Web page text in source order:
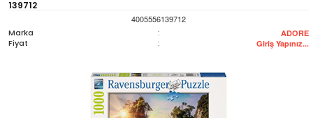
139712
4005556139712
Marka
: ADORE
Fiyat : Giriş Yapınız...